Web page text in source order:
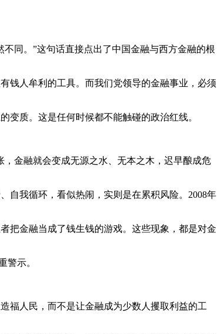
同。”这句话直接点出了中国金融与西方金融的根
人牟利的工具。而我们党领导的金融事业，必须
质。这是任何时候都不能触碰的政治红线。
金融就会变成无源之水、无本之木，迟早酿成危
我循环，看似热闹，实则是在累积风险。2008年
金融当成了钱生钱的游戏。这些现象，都是对金
警示。
人民，而不是让金融成为少数人攫取利益的工